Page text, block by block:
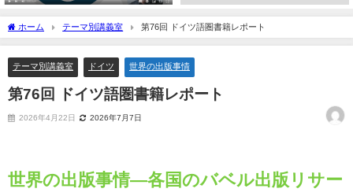
ホーム テーマ別講義室 第76回 ドイツ語圏書籍レポート
テーマ別講義室 ドイツ 世界の出版事情
第76回 ドイツ語圏書籍レポート
2026年4月22日 2026年7月7日
世界の出版事情―各国のバベル出版リサー